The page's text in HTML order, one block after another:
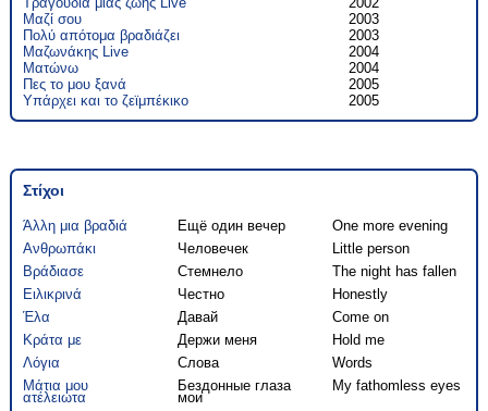
Μαζί σου
2003
Πολύ απότομα βραδιάζει
2003
Μαζωνάκης Live
2004
Ματώνω
2004
Πες το μου ξανά
2005
Υπάρχει και το ζεϊμπέκικο
2005
Στίχοι
Άλλη μια βραδιά Ещё один вечер
One more evening
Ανθρωπάκι
Человечек
Little person
Βράδιασε
Стемнело
The night has fallen
Ειλικρινά
Честно
Honestly
Έλα
Давай
Come on
Κράτα με
Держи меня
Hold me
Λόγια
Слова
Words
Μάτια μου
ατέλειωτα
Бездонные глаза
мои
My fathomless eyes